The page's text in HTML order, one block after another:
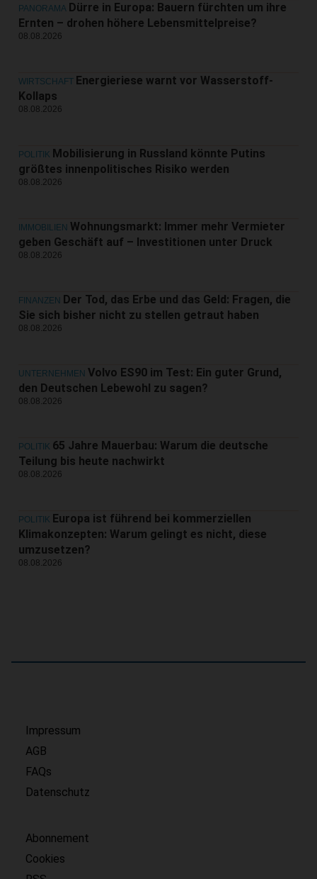
PANORAMA Dürre in Europa: Bauern fürchten um ihre
Ernten – drohen höhere Lebensmittelpreise?
08.08.2026
WIRTSCHAFT Energieriese warnt vor Wasserstoff-
Kollaps
08.08.2026
POLITIK Mobilisierung in Russland könnte Putins
größtes innenpolitisches Risiko werden
08.08.2026
IMMOBILIEN Wohnungsmarkt: Immer mehr Vermieter
geben Geschäft auf – Investitionen unter Druck
08.08.2026
FINANZEN
Der Tod, das Erbe und das Geld: Fragen, die
Sie sich bisher nicht zu stellen getraut haben
08.08.2026
UNTERNEHMEN Volvo ES90 im Test: Ein guter Grund,
den Deutschen Lebewohl zu sagen?
08.08.2026
POLITIK 65 Jahre Mauerbau: Warum die deutsche
Teilung bis heute nachwirkt
08.08.2026
POLITIK Europa ist führend bei kommerziellen
Klimakonzepten: Warum gelingt es nicht, diese
umzusetzen?
08.08.2026
Impressum
AGB
FAQs
Datenschutz
Abonnement
Cookies